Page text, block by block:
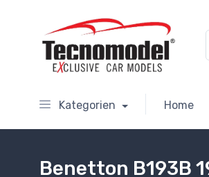
Kategorien Home
Benetton B193B